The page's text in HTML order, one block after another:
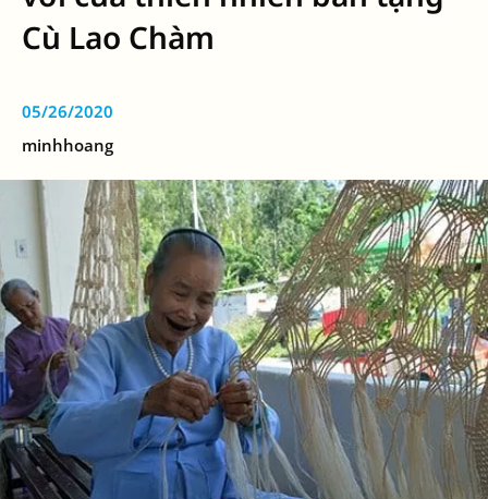
Cù Lao Chàm
05/26/2020
minhhoang